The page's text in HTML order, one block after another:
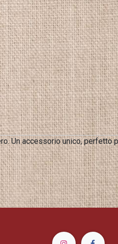
Un accessorio unico, perfetto